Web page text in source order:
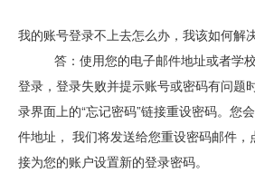
我的账号登录不上去怎么办，我该如何解
答：使用您的电子邮件地址或者学校
登录，登录失败并提示账号或密码有问题
录界面上的“忘记密码”链接重设密码。您
件地址， 我们将发送给您重设密码邮件
接为您的账户设置新的登录密码。